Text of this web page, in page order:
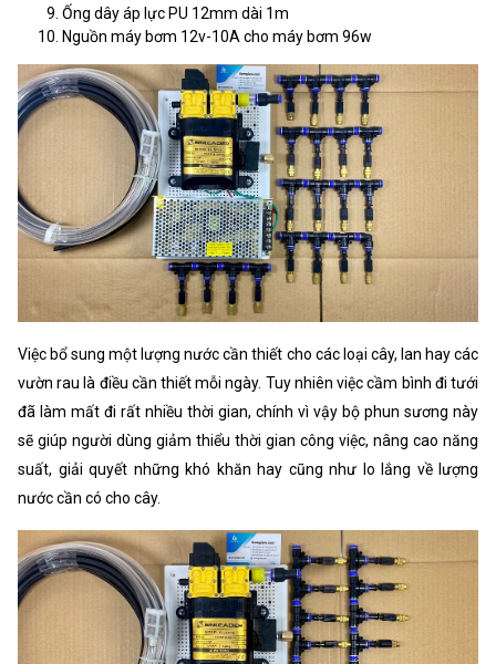
Ống dây áp lực PU 12mm dài 1m
Nguồn máy bơm 12v-10A cho máy bơm 96w
Việc bổ sung một lượng nước cần thiết cho các loại cây, lan hay các
vườn rau là điều cần thiết mỗi ngày. Tuy nhiên việc cầm bình đi tưới
đã làm mất đi rất nhiều thời gian, chính vì vậy bộ phun sương này
sẽ giúp người dùng giảm thiểu thời gian công việc, nâng cao năng
suất, giải quyết những khó khăn hay cũng như lo lắng về lượng
nước cần có cho cây.